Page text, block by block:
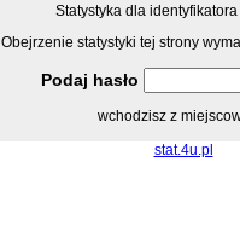
Statystyka dla identyfikatora
Obejrzenie statystyki tej strony
Podaj hasło
wchodzisz z
stat.4u.pl